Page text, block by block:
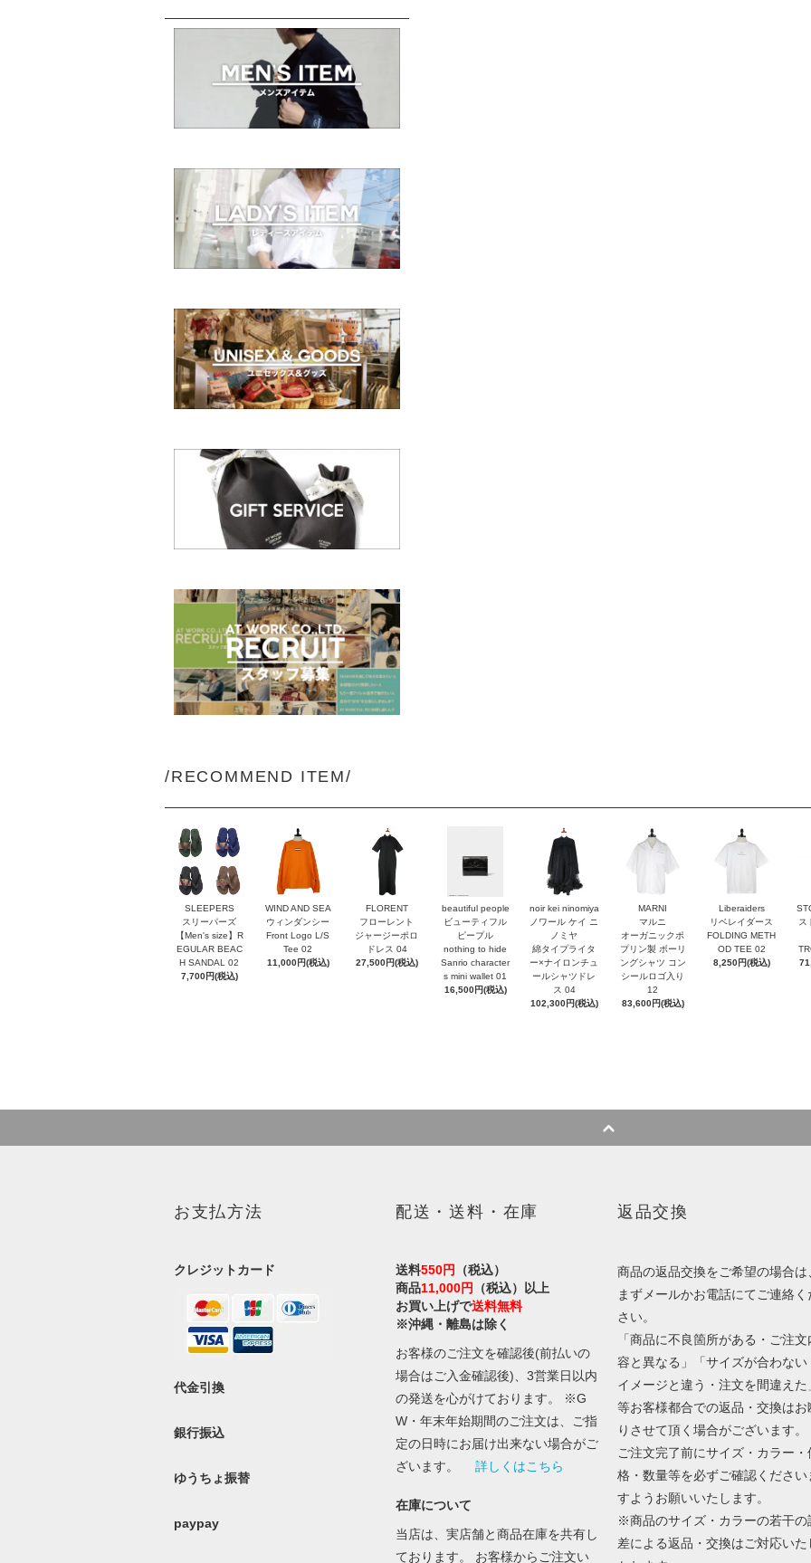
/RECOMMEND ITEM/
SLEEPERS
スリーパーズ
【Men's size】R
EGULAR BEAC
H SANDAL 02
7,700円(税込)
WIND AND SEA
ウィンダンシー
Front Logo L/S
Tee 02
11,000円(税込)
FLORENT
フローレント
ジャージーポロ
ドレス 04
27,500円(税込)
beautiful people
ビューティフル
ピープル
nothing to hide
Sanrio character
s mini wallet⁠ 01
16,500円(税込)
noir kei ninomiya
ノワール ケイ ニ
ノミヤ
綿タイプライタ
ー×ナイロンチュ
ールシャツドレ
ス 04
102,300円(税込)
MARNI
マルニ
オーガニックポ
プリン製 ボーリ
ングシャツ コン
シールロゴ入り
12
83,600円(税込)
Liberaiders
リベレイダース
FOLDING METH
OD TEE 02
8,250円(税込)
ス
お支払方法
クレジットカード
代金引換
銀行振込
ゆうちょ振替
paypay
配送・送料・在庫
送料550円
（税込）
商品11,000円
（税込）以上
お買い上げで送料無料
※沖縄・離島は除く
お客様のご注文を確認後(前払いの
場合はご入金確認後)、3営業日以内
の発送を心がけております。 ※G
W・年末年始期間のご注文は、ご指
定の日時にお届け出来ない場合がご
ざいます。 詳しくはこちら
在庫について
当店は、実店舗と商品在庫を共有し
ております。 お客様からご注文い
返品交換
商品の返品交換をご希望の場合は
まずメールかお電話にてご連絡く
さい。
「商品に不良箇所がある・ご注文
容と異なる」「サイズが合わない
イメージと違う・注文を間違えた
等お客様都合での返品・交換はお
りさせて頂く場合がございます。
ご注文完了前にサイズ・カラー・
格・数量等を必ずご確認ください
すようお願いいたします。
※商品のサイズ・カラーの若干の
差による返品・交換はご対応いた